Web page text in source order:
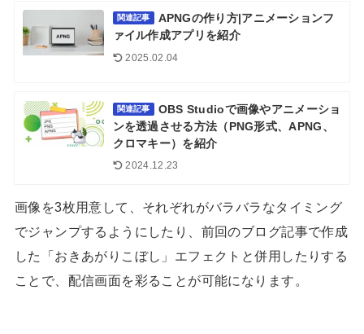
関連記事
APNGの作り方|アニメーションフ
ァイル作成アプリを紹介
2025.02.04
関連記事
OBS Studioで画像やアニメーショ
ンを透過させる方法（PNG形式、APNG、
クロマキー）を紹介
2024.12.23
画像を3枚用意して、それぞれがバラバラなタイミング
でジャンプするようにしたり、前回のブログ記事で作成
した「おきあがりこぼし」エフェクトと併用したりする
ことで、配信画面を彩ることが可能になります。